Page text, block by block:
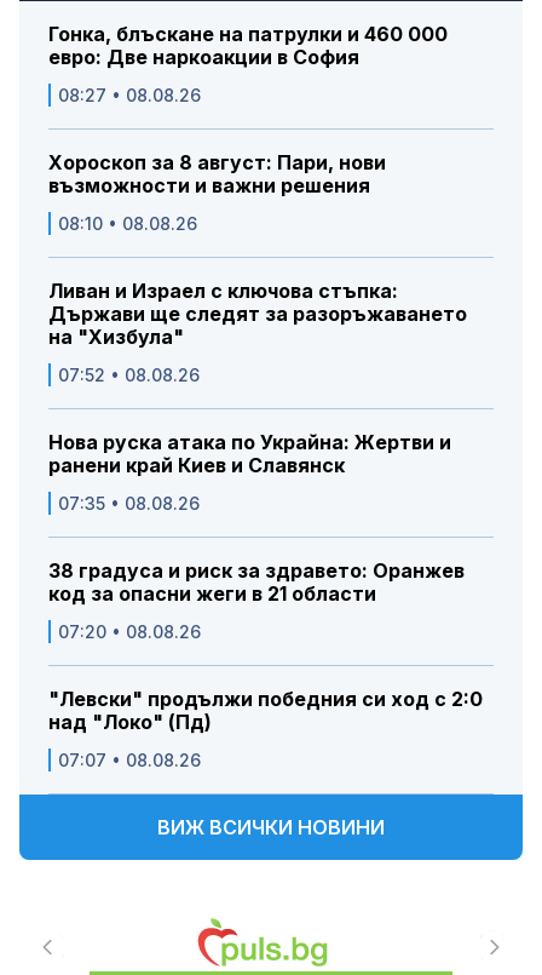
Гонка, блъскане на патрулки и 460 000
евро: Две наркоакции в София
08:27 • 08.08.26
Хороскоп за 8 август: Пари, нови
възможности и важни решения
08:10 • 08.08.26
Ливан и Израел с ключова стъпка:
Държави ще следят за разоръжаването
на "Хизбула"
07:52 • 08.08.26
Нова руска атака по Украйна: Жертви и
ранени край Киев и Славянск
07:35 • 08.08.26
38 градуса и риск за здравето: Оранжев
код за опасни жеги в 21 области
07:20 • 08.08.26
"Левски" продължи победния си ход с 2:0
над "Локо" (Пд)
07:07 • 08.08.26
ВИЖ ВСИЧКИ НОВИНИ